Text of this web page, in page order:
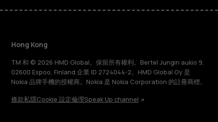
Hong Kong
TM 和 © 2026 HMD Global。保留所有權利。Bertel Jungin aukio 9,
02600 Espoo, Finland.企業 ID 2724044-2。HMD Global Oy 是
Nokia 品牌手機的授權商。Nokia 是 Nokia Corporation 的註冊商標。
條款私隱Cookie 設定倫理Speak Up channel